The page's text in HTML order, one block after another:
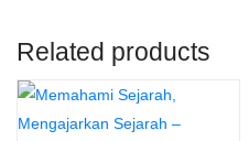
Related products